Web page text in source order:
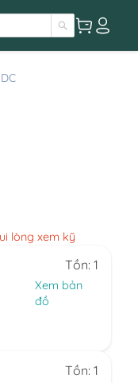
lòng xem kỹ
Tồn: 1
Xem bản
đồ
Tồn: 1